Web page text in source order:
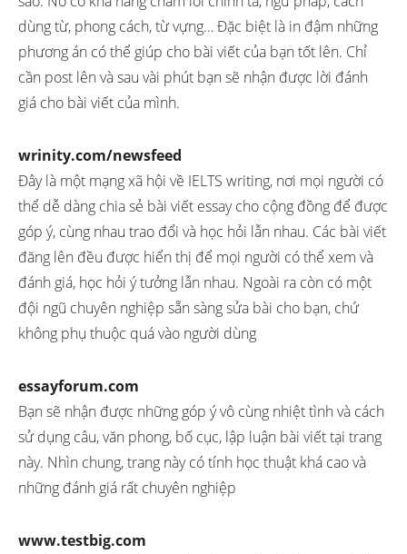
dùng từ, phong cách, từ vựng… Đặc biệt là in đậm những
phương án có thể giúp cho bài viết của bạn tốt lên. Chỉ
cần post lên và sau vài phút bạn sẽ nhận được lời đánh
giá cho bài viết của mình.
wrinity.com/newsfeed
Đây là một mạng xã hội về IELTS writing, nơi mọi người có
thể dễ dàng chia sẻ bài viết essay cho cộng đồng để được
góp ý, cùng nhau trao đổi và học hỏi lẫn nhau. Các bài viết
đăng lên đều được hiển thị để mọi người có thể xem và
đánh giá, học hỏi ý tưởng lẫn nhau. Ngoài ra còn có một
đội ngũ chuyên nghiệp sẵn sàng sửa bài cho bạn, chứ
không phụ thuộc quá vào người dùng
essayforum.com
Bạn sẽ nhận được những góp ý vô cùng nhiệt tình và cách
sử dụng câu, văn phong, bố cục, lập luận bài viết tại trang
này. Nhìn chung, trang này có tính học thuật khá cao và
những đánh giá rất chuyên nghiệp
www.testbig.com